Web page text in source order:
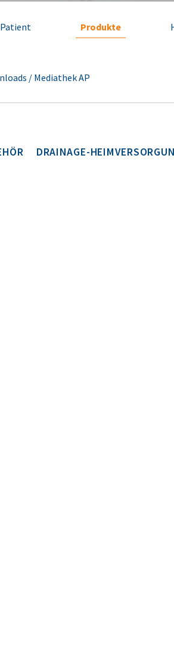
Produkte
/ Mediathek AP
DRAINAGE-